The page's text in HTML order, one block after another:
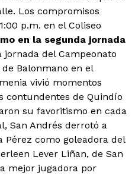
Los compromisos
p.m. en el Coliseo
en la segunda jornada
jornada del Campeonato
Balonmano en el
vivió momentos
contundentes de Quindío
su favoritismo en cada
San Andrés derrotó a
Pérez como goleadora del
Lever Liñan, de San
mejor jugadora por